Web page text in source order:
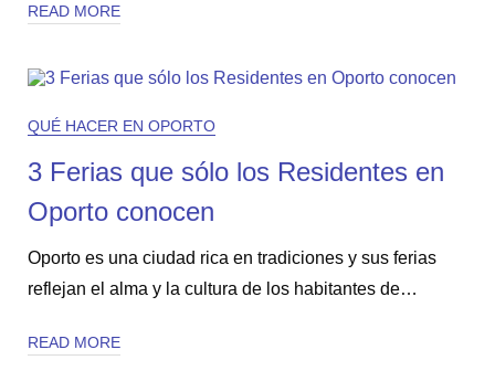
READ MORE
QUÉ HACER EN OPORTO
3 Ferias que sólo los Residentes en
Oporto conocen
Oporto es una ciudad rica en tradiciones y sus ferias
reflejan el alma y la cultura de los habitantes de…
READ MORE